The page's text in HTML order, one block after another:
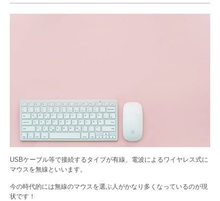
USBケーブル等で接続するタイプが有線、電波によるワイヤレス式に
マウスを無線といいます。
今の時代的には無線のマウスを選ぶ人がかなり多くなっているのが現
状です！